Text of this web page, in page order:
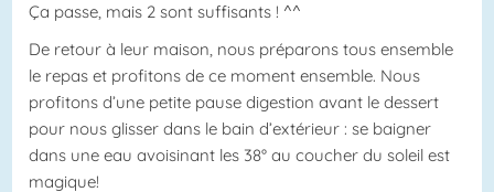
Ça passe, mais 2 sont suffisants ! ^^
De retour à leur maison, nous préparons tous ensemble
le repas et profitons de ce moment ensemble. Nous
profitons d’une petite pause digestion avant le dessert
pour nous glisser dans le bain d’extérieur : se baigner
dans une eau avoisinant les 38° au coucher du soleil est
magique!